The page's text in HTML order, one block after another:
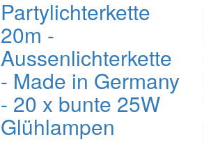
Partylichterkette
20m -
Aussenlichterkette
- Made in Germany
- 20 x bunte 25W
Glühlampen